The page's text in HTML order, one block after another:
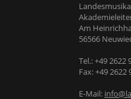
Am
56566
Tel.: +49 2622
Fax: +49 2622
E-Mail: